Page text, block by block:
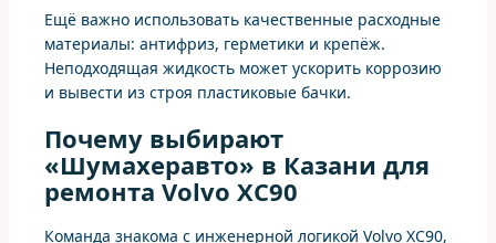
Ещё важно использовать качественные расходные
материалы: антифриз, герметики и крепёж.
Неподходящая жидкость может ускорить коррозию
и вывести из строя пластиковые бачки.
Почему выбирают
«Шумахеравто» в Казани для
ремонта Volvo XC90
Команда знакома с инженерной логикой Volvo XC90,